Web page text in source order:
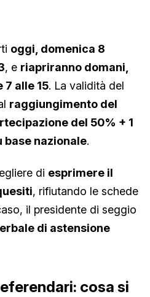
oggi, domenica 8
, e riapriranno domani,
7 alle 15. La validità del
raggiungimento del
del 50% + 1
nazionale.
di esprimere il
, rifiutando le schede
il presidente di seggio
di astensione
cosa si